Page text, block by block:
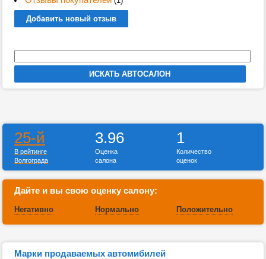
Добавить новый отзыв
25-й
В рейтинге
Волгограда
3.96
Оценка
салона
1
Количество
оценок
Дайте и вы свою оценку салону:
Негативно Нормально Положительно
Марки продаваемых автомибилей